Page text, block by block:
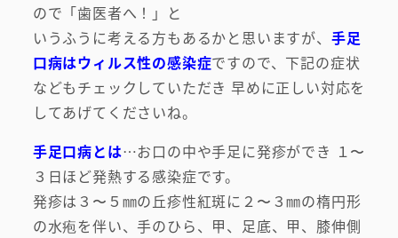
ので「歯医者へ！」と
いうふうに考える方もあるかと思いますが、 手足
口病はウィルス性の感染症ですので、下記の症状
などもチェックしていただき 早めに正しい対応を
してあげてくださいね。
手足口病とは…お口の中や手足に発疹ができ １〜
３日ほど発熱する感染症です。
発疹は３〜５㎜の丘疹性紅斑に２〜３㎜の楕円形
の水疱を伴い、手のひら、甲、足底、甲、膝伸側